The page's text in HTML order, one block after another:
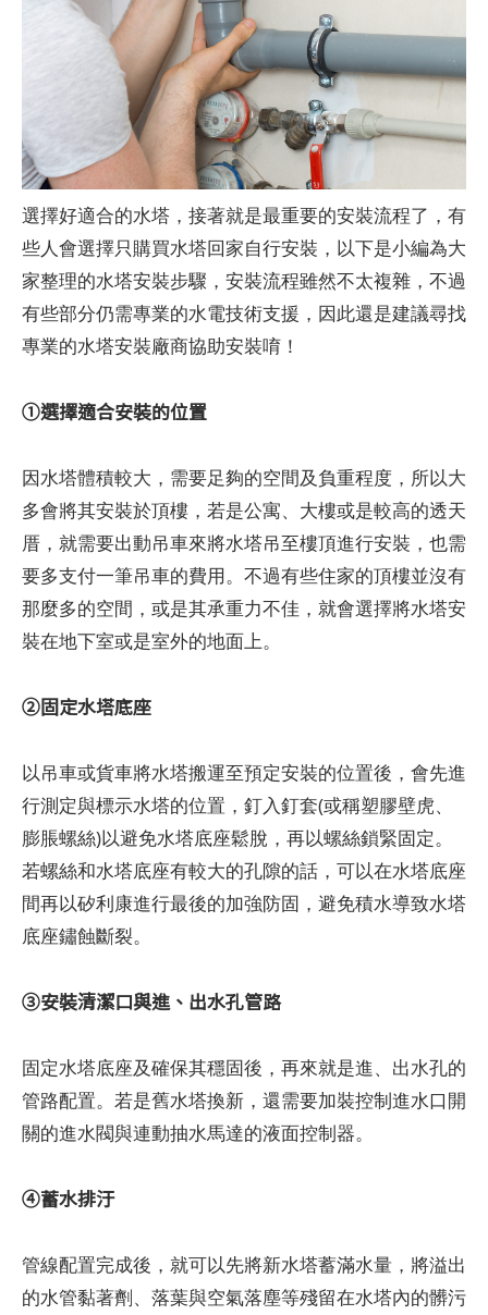
選擇好適合的水塔，接著就是最重要的安裝流程了，有
些人會選擇只購買水塔回家自行安裝，以下是小編為大
家整理的水塔安裝步驟，安裝流程雖然不太複雜，不過
有些部分仍需專業的水電技術支援，因此還是建議尋找
專業的水塔安裝廠商協助安裝唷！
①選擇適合安裝的位置
因水塔體積較大，需要足夠的空間及負重程度，所以大
多會將其安裝於頂樓，若是公寓、大樓或是較高的透天
厝，就需要出動吊車來將水塔吊至樓頂進行安裝，也需
要多支付一筆吊車的費用。不過有些住家的頂樓並沒有
那麼多的空間，或是其承重力不佳，就會選擇將水塔安
裝在地下室或是室外的地面上。
②固定水塔底座
以吊車或貨車將水塔搬運至預定安裝的位置後，會先進
行測定與標示水塔的位置，釘入釘套(或稱塑膠壁虎、
膨脹螺絲)以避免水塔底座鬆脫，再以螺絲鎖緊固定。
若螺絲和水塔底座有較大的孔隙的話，可以在水塔底座
間再以矽利康進行最後的加強防固，避免積水導致水塔
底座鏽蝕斷裂。
③安裝清潔口與進、出水孔管路
固定水塔底座及確保其穩固後，再來就是進、出水孔的
管路配置。若是舊水塔換新，還需要加裝控制進水口開
關的進水閥與連動抽水馬達的液面控制器。
④蓄水排汙
管線配置完成後，就可以先將新水塔蓄滿水量，將溢出
的水管黏著劑、落葉與空氣落塵等殘留在水塔內的髒污